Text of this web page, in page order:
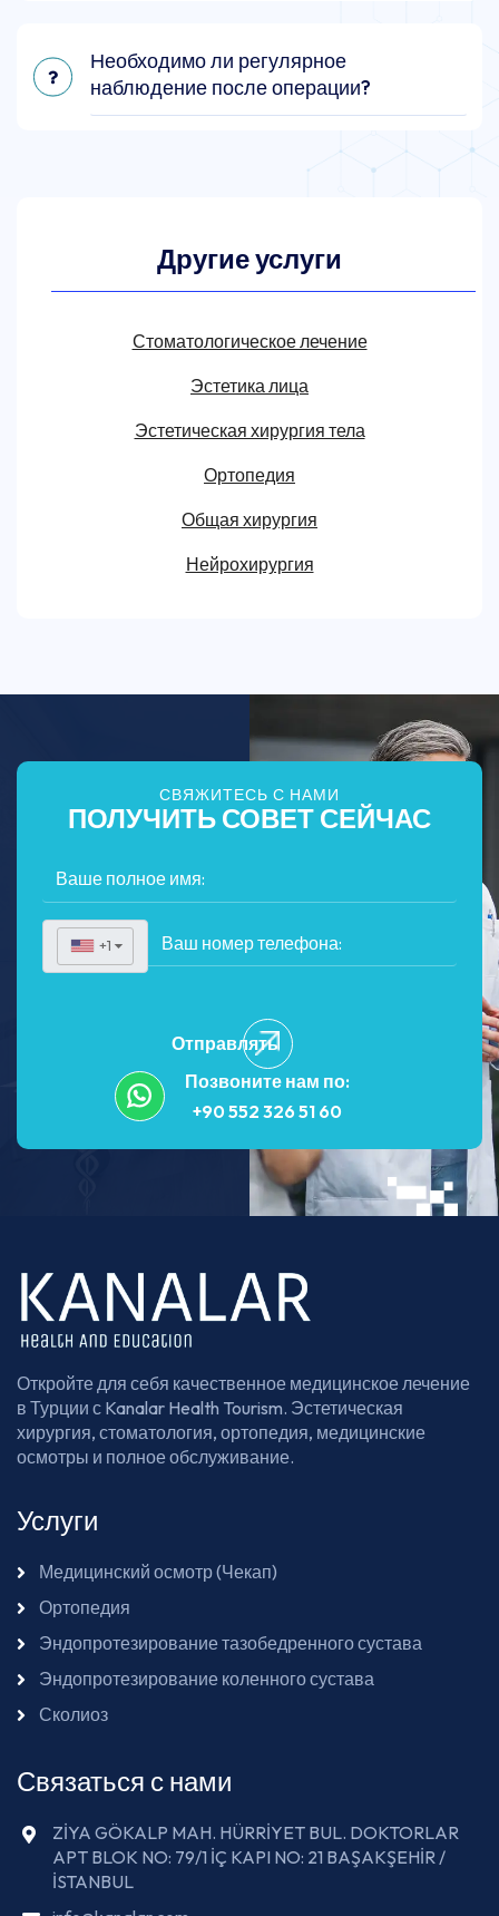
Необходимо ли регулярное
наблюдение после операции?
Другие услуги
Стоматологическое лечение
Эстетика лица
Эстетическая хирургия тела
Ортопедия
Общая хирургия
Нейрохирургия
СВЯЖИТЕСЬ С НАМИ
ПОЛУЧИТЬ СОВЕТ СЕЙЧАС
+1 ▼
Отправлять
Позвоните нам по:
+90 552 326 51 60
Откройте для себя качественное медицинское лечение
в Турции с Kanalar Health Tourism. Эстетическая
хирургия, стоматология, ортопедия, медицинские
осмотры и полное обслуживание.
Услуги
Медицинский осмотр (Чекап)
Ортопедия
Эндопротезирование тазобедренного сустава
Эндопротезирование коленного сустава
Сколиоз
Связаться с нами
ZİYA GÖKALP MAH. HÜRRİYET BUL. DOKTORLAR
APT BLOK NO: 79/1 İÇ KAPI NO: 21 BAŞAKŞEHİR /
İSTANBUL